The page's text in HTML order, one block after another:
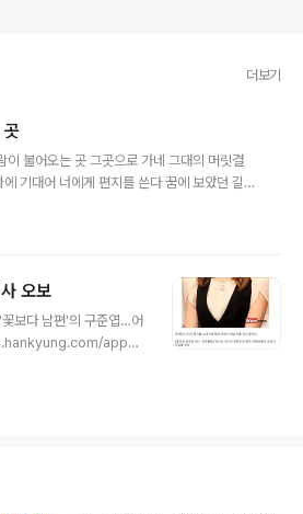
더보기
곳
불어오는 곳 그곳으로 가네 그대의 머릿결
기대어 너에게 편지를 쓴다 꿈에 보았던 길
만 새로운 꿈 들을 위해 바람이 불어 오는 곳
그 곳으로 가네 휘파람 불며 걷다가 너를 생각
볼 수 는 없지 바람이 불어 오는 곳 그 곳으로
거 멋있다.
오보
보다 남편'의 구준엽…어
apps/
2
솔잎더러 바스락거린다
춥다 한다. 사돈 남 나무란